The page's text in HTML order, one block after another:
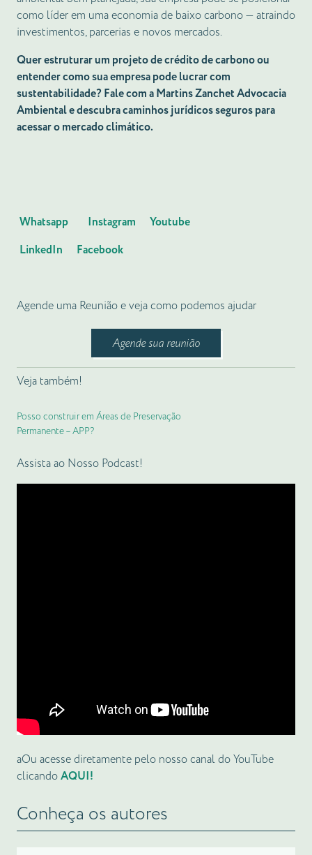
como líder em uma economia de baixo carbono — atraindo
investimentos, parcerias e novos mercados.
Quer estruturar um projeto de crédito de carbono ou
entender como sua empresa pode lucrar com
sustentabilidade? Fale com a Martins Zanchet Advocacia
Ambiental e descubra caminhos jurídicos seguros para
acessar o mercado climático.
Whatsapp Instagram
Youtube
LinkedIn
Facebook
Agende uma Reunião e veja como podemos ajudar
Agende sua reunião
Veja também!
Posso construir em Áreas de Preservação
Permanente – APP?
Assista ao Nosso Podcast!
aOu acesse diretamente pelo nosso canal do YouTube
clicandoAQUI!
Conheça os autores